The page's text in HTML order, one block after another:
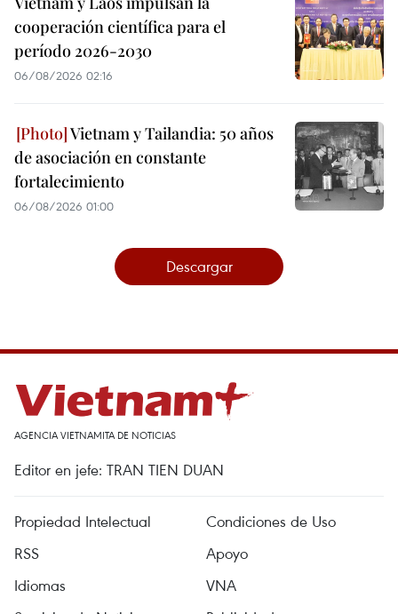
cooperación científica para el
período 2026-2030
06/08/2026 02:16
Vietnam y Tailandia: 50 años
de asociación en constante
fortalecimiento
06/08/2026 01:00
Descargar
AGENCIA VIETNAMITA DE NOTICIAS
Editor en jefe: TRAN TIEN DUAN
Propiedad Intelectual
Condiciones de Uso
RSS
Apoyo
Idiomas
VNA